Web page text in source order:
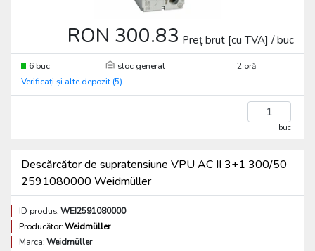
RON 300.83 Preț brut [cu TVA] / buc
6 buc stoc general
2 oră
Verificați și alte depozit (5)
buc
Descărcător de supratensiune VPU AC II 3+1 300/50
2591080000 Weidmüller
ID produs:WEI2591080000
Producător:Weidmüller
Marca:Weidmüller